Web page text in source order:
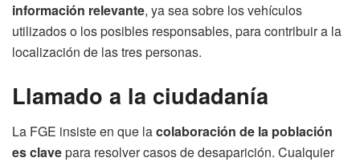
información relevante, ya sea sobre los vehículos
utilizados o los posibles responsables, para contribuir a la
localización de las tres personas.
Llamado a la ciudadanía
La FGE insiste en que lacolaboración de la población
es clavepara resolver casos de desaparición. Cualquier